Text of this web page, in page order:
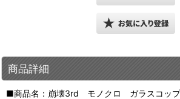
商品詳細
■商品名：崩壊3rd モノクロ ガラスコッ